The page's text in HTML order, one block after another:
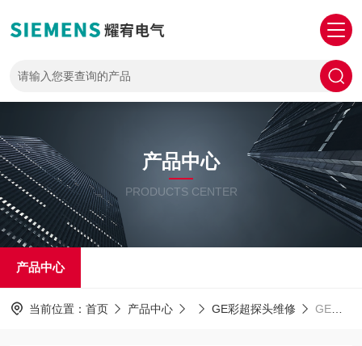
产品中心
PRODUCTS CENTER
产品中心
当前位置： 首页 产品中心 GE彩超探头维修 GE探头维修美国GE腹部探头声透镜破损脱落/起泡维修